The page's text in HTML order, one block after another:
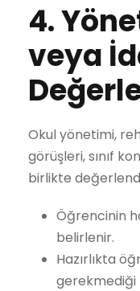
4.
veya
Okul yönetimi,
görüşleri, sınıf
birlikte
Öğrencinin
belirlenir.
Hazırlıkta
gerekmediği